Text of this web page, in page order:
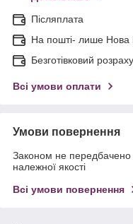
Післяплата
На пошті- лише
Безготівковий
Всі умови оплати
Умови повернення
Законом не передбачено
належної якості
Всі умови повернення